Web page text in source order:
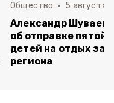
Общество 5 августа ,
Александр Шуваев
об отправке пятой
детей на отдых за
региона